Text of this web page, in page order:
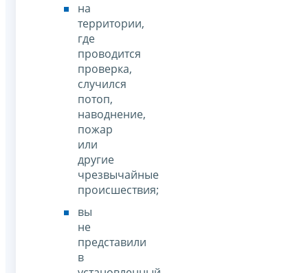
на
территории,
где
проводится
проверка,
случился
потоп,
наводнение,
пожар
или
другие
чрезвычайные
происшествия;
вы
не
представили
в